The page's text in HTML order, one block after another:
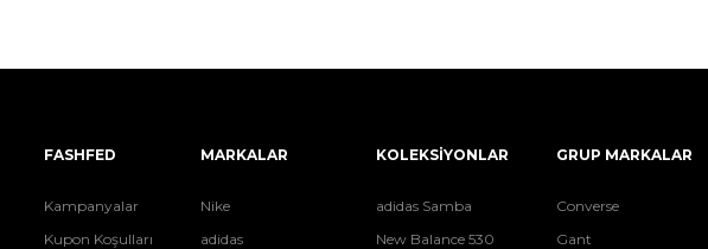
FASHFED
Kampanyalar
Kupon Koşulları
MARKALAR
Nike
adidas
KOLEKSİYONLAR
adidas Samba
New Balance 530
GRUP MARKALAR
Converse
Gant